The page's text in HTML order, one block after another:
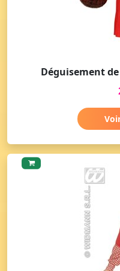
Déguisement